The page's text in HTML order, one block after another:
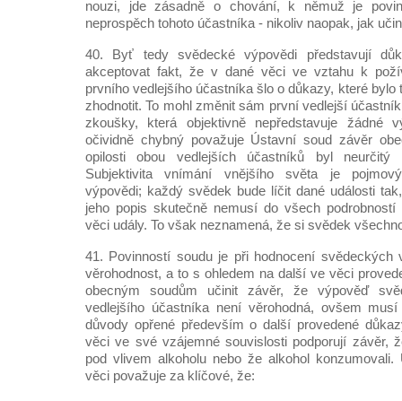
nouzi, jde zásadně o chování, k němuž je
neprospěch tohoto účastníka - nikoliv naopak, jak
40. Byť tedy svědecké výpovědi představují
akceptovat fakt, že v dané věci ve vztahu k
prvního vedlejšího účastníka šlo o důkazy, které bylo
zhodnotit. To mohl změnit sám první vedlejší
zkoušky, která objektivně nepředstavuje žádné
očividně chybný považuje Ústavní soud závěr
opilosti obou vedlejších účastníků byl neurčitý
Subjektivita vnímání vnějšího světa je
výpovědi; každý svědek bude líčit dané události
jeho popis skutečně nemusí do všech
věci udály. To však neznamená, že si svědek
41. Povinností soudu je při hodnocení svědeckých
věrohodnost, a to s ohledem na další ve věci
obecným soudům učinit závěr, že výpověď
vedlejšího účastníka není věrohodná, ovšem
důvody opřené především o další provedené
věci ve své vzájemné souvislosti podporují závěr,
pod vlivem alkoholu nebo že alkohol
věci považuje za klíčové, že: